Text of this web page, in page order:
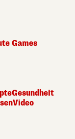
Games
Gesundheit
Video